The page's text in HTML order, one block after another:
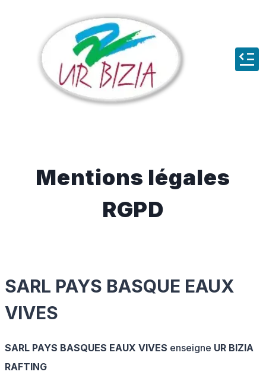
Mentions légales
RGPD
SARL PAYS BASQUE EAUX
VIVES
SARL PAYS BASQUES EAUX VIVES enseigne UR BIZIA
RAFTING